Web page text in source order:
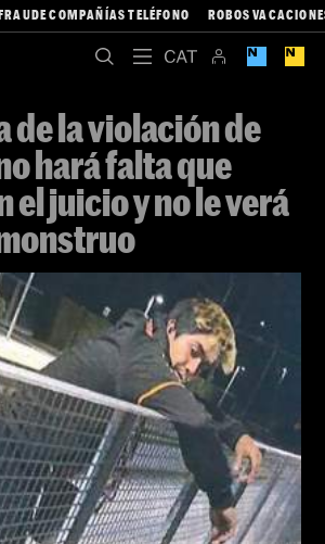
COMPAÑÍAS TELÉFONO ROBOS
de la violación de
hará falta que
el juicio y no le verá